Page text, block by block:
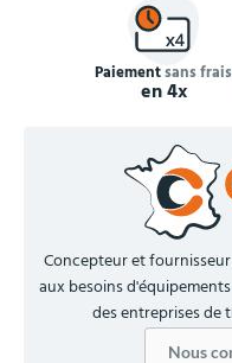
Paiementsans frais
en 4x
Concepteur et
aux besoins
des entreprises de
Nous